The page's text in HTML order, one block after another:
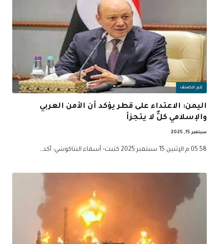
غير مصنف
اليمن: الاعتداء على قطر يؤكد أن الأمن العربي
والإسلامي كلٌّ لا يتجزأ
سبتمبر 15, 2025
05:58 م الإثنين 15 سبتمبر 2025 كتبت- أسماء البتاكوشي: أكد…